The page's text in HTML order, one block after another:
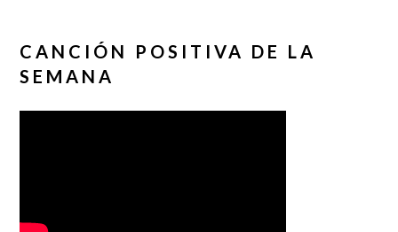
CANCIÓN POSITIVA DE LA
SEMANA